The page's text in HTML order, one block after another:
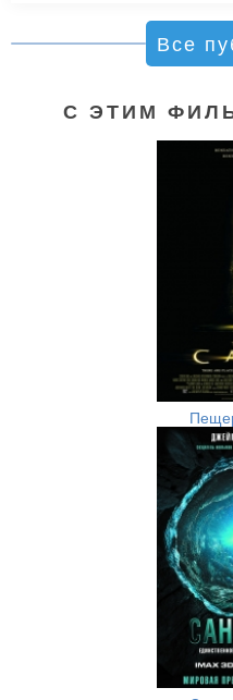
Все
С ЭТИМ